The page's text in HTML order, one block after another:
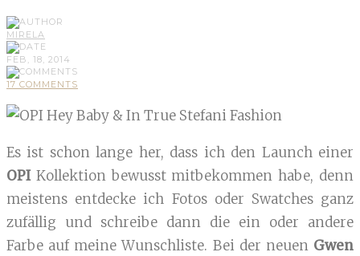
MIRELA
FEB, 18, 2014
17 COMMENTS
Es ist schon lange her, dass ich den Launch einer
OPIKollektion bewusst mitbekommen habe, denn
meistens entdecke ich Fotos oder Swatches ganz
zufällig und schreibe dann die ein oder andere
Farbe auf meine Wunschliste. Bei der neuen Gwen